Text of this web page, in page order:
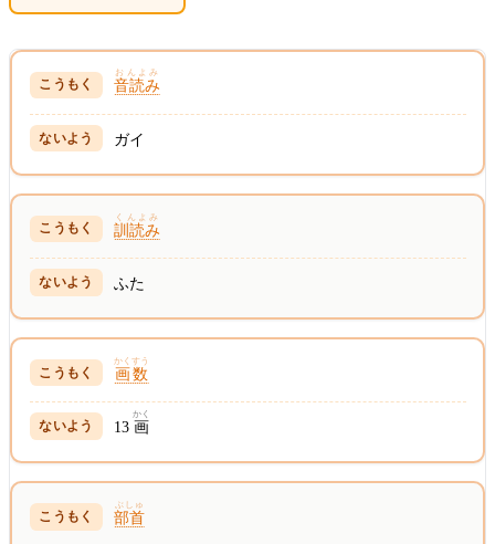
音読み
おんよみ
ガイ
訓読み
くんよみ
ふた
画数
かくすう
13 画
かく
部首
ぶしゅ